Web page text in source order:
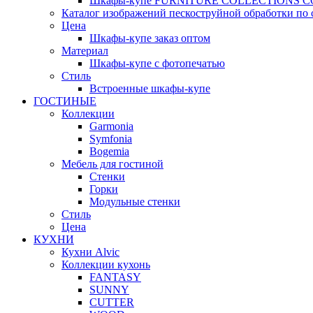
Каталог изображений пескоструйной обработки по
Цена
Шкафы-купе заказ оптом
Материал
Шкафы-купе с фотопечатью
Стиль
Встроенные шкафы-купе
ГОСТИНЫЕ
Коллекции
Garmonia
Symfonia
Bogemia
Мебель для гостиной
Стенки
Горки
Модульные стенки
Стиль
Цена
КУХНИ
Кухни Alvic
Коллекции кухонь
FANTASY
SUNNY
CUTTER